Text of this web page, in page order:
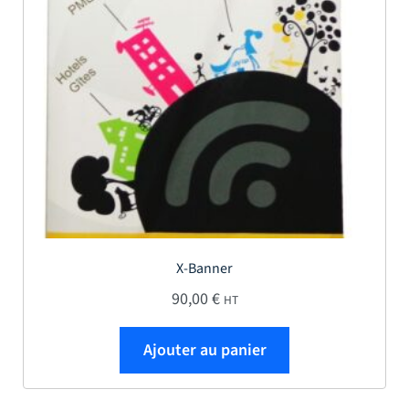
X-Banner
90,00€ HT
Ajouter au panier